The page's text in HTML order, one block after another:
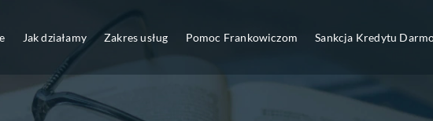
Jak działamy Zakres usług Pomoc Frankowiczom Sankcja Kredytu